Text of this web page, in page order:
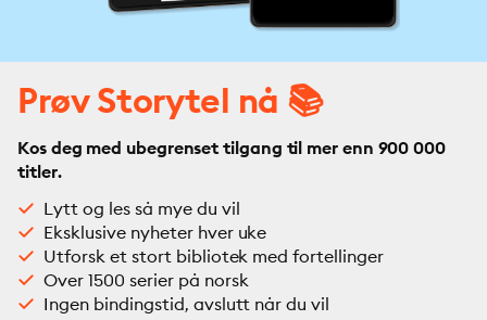
Prøv Storytel nå 📚
Kos deg med ubegrenset tilgang til mer enn 900 000
titler.
Lytt og les så mye du vil
Eksklusive nyheter hver uke
Utforsk et stort bibliotek med fortellinger
Over 1500 serier på norsk
Ingen bindingstid, avslutt når du vil